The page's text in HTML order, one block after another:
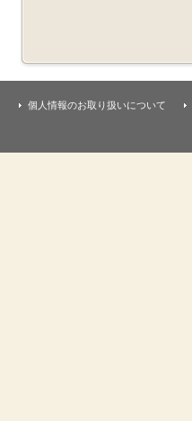
個人情報のお取り扱いについて